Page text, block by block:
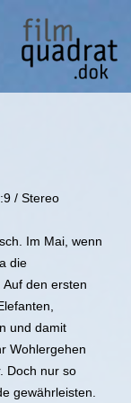
/ Stereo
Im Mai, wenn
die
den ersten
und damit
Wohlergehen
Doch nur so
gewährleisten.